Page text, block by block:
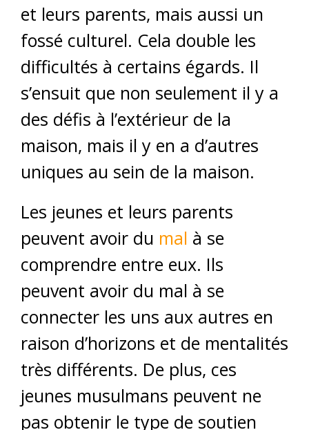
et leurs parents, mais aussi un
fossé culturel. Cela double les
difficultés à certains égards. Il
s’ensuit que non seulement il y a
des défis à l’extérieur de la
maison, mais il y en a d’autres
uniques au sein de la maison.
Les jeunes et leurs parents
peuvent avoir du mal à se
comprendre entre eux. Ils
peuvent avoir du mal à se
connecter les uns aux autres en
raison d’horizons et de mentalités
très différents. De plus, ces
jeunes musulmans peuvent ne
pas obtenir le type de soutien